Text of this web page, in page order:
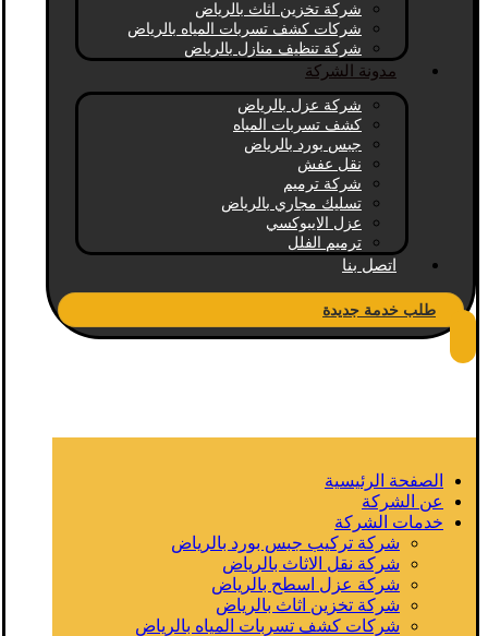
شركة تخزين اثاث بالرياض
شركات كشف تسربات المياه بالرياض
شركة تنظيف منازل بالرياض
مدونة الشركة
شركة عزل بالرياض
كشف تسربات المياه
جبس بورد بالرياض
نقل عفش
شركة ترميم
تسليك مجاري بالرياض
عزل الايبوكسي
ترميم الفلل
اتصل بنا
طلب خدمة جديدة
الصفحة الرئيسية
عن الشركة
خدمات الشركة
شركة تركيب جبس بورد بالرياض
شركة نقل الاثاث بالرياض
شركة عزل اسطح بالرياض
شركة تخزين اثاث بالرياض
شركات كشف تسربات المياه بالرياض